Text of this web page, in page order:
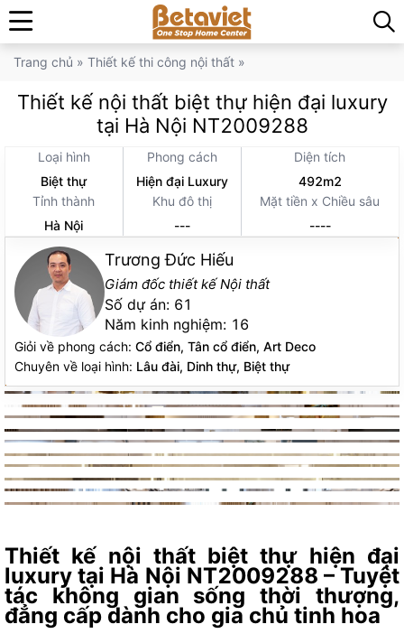
Trang chủ » Thiết kế thi công nội thất »
Thiết kế nội thất biệt thự hiện đại luxury
tại Hà Nội NT2009288
Loại hình
Biệt thự
Phong cách
Hiện đại Luxury
Diện tích
492m2
Tỉnh thành
Hà Nội
Khu đô thị
---
Mặt tiền x Chiều sâu
----
Trương Đức Hiếu
Giám đốc thiết kế Nội thất
Số dự án: 61
Năm kinh nghiệm: 16
Giỏi về phong cách: Cổ điển, Tân cổ điển, Art Deco
Chuyên về loại hình: Lâu đài, Dinh thự, Biệt thự
Thiết kế nội thất biệt thự hiện đại
luxury tại Hà Nội NT2009288 – Tuyệt
tác không gian sống thời thượng,
đẳng cấp dành cho gia chủ tinh hoa